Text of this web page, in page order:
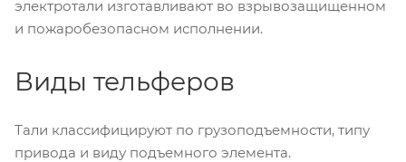
электротали изготавливают во взрывозащищенном
и пожаробезопасном исполнении.
Виды тельферов
Тали классифицируют по грузоподъемности, типу
привода и виду подъемного элемента.